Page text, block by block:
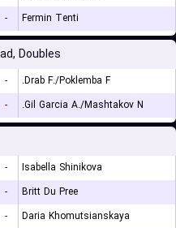
- Fermin Tenti
Doubles
-
Drab F./Poklemba F.
- Gil Garcia A./Mashtakov N.
-
Isabella Shinikova
-
Britt Du Pree
-
Daria Khomutsianskaya